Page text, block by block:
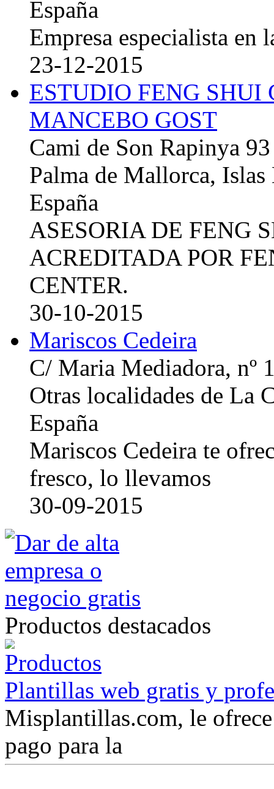
España
Empresa especialista en
23-12-2015
ESTUDIO FENG
MANCEBO GOST
Cami de Son Rapinya 93
Palma de Mallorca, Islas
España
ASESORIA DE FENG
ACREDITADA POR
CENTER.
30-10-2015
Mariscos Cedeira
C/ Maria Mediadora, nº
Otras localidades de La
España
Mariscos Cedeira te
fresco, lo llevamos
30-09-2015
Productos destacados
Plantillas web gratis y
Misplantillas.com, le
pago para la